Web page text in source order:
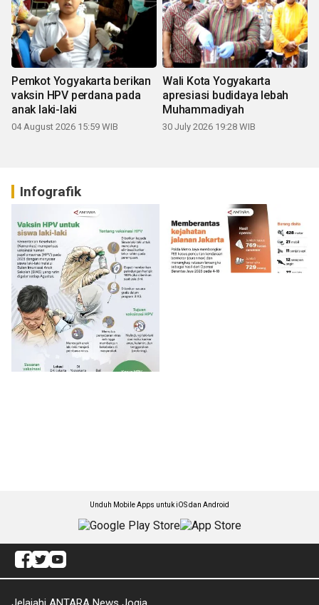
Pemkot Yogyakarta berikan
vaksin HPV perdana pada
anak laki-laki
04 August 2026 15:59 WIB
Wali Kota Yogyakarta
apresiasi budidaya lebah
Muhammadiyah
30 July 2026 19:28 WIB
Infografik
Unduh Mobile Apps untuk iOS dan Android